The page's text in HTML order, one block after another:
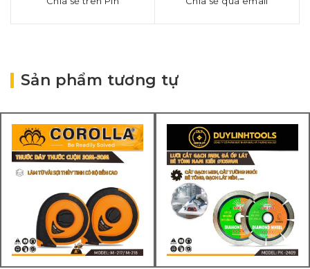
Sản phẩm tương tự